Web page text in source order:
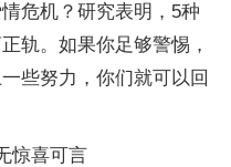
危机？研究表明，5种
轨。如果你足够警惕，
些努力，你们就可以回
惊喜可言